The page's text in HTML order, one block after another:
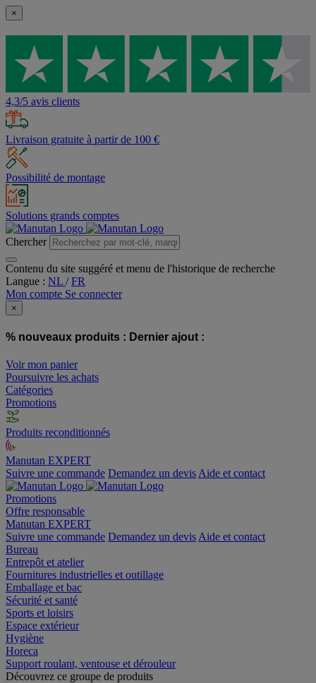
×
4,3/5 avis clients
Livraison gratuite à partir de 100 €
Possibilité de montage
Solutions grands comptes
Chercher
Contenu du site suggéré et menu de l'historique de recherche
Langue : NL /FR
Mon compte Se connecter
×
% nouveaux produits : Dernier ajout :
Voir mon panier
Poursuivre les achats
Catégories
Promotions
Produits reconditionnés
Manutan EXPERT
Suivre une commande Demandez un devis Aide et contact
Promotions
Offre responsable
Manutan EXPERT
Suivre une commande Demandez un devis Aide et contact
Bureau
Entrepôt et atelier
Fournitures industrielles et outillage
Emballage et bac
Sécurité et santé
Sports et loisirs
Espace extérieur
Hygiène
Horeca
Support roulant, ventouse et dérouleur
Découvrez ce groupe de produits